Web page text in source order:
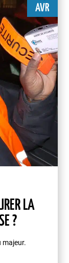
AVR
LA
?
majeur.